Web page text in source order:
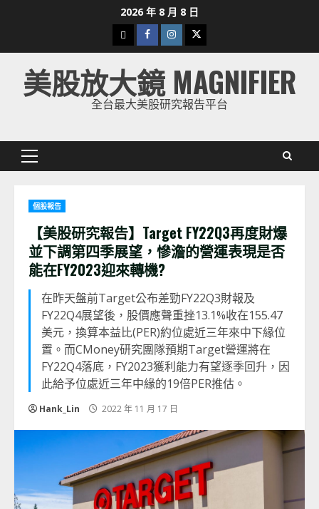
2026 年 8 月 8 日
下
載
美
股
Facebook
Instagram
Twitter
美股放大鏡 MAGNIFIER
全台最大美股研究報告平台
Primary
個股報告
【美股研究報告】 Target FY22Q3再度財爆
並下調第四季展望，慘澹的營運表現是否
能在FY2023迎來轉機?
在昨天盤前Target公布差勁FY22Q3財報及
FY22Q4展望後，股價應聲重挫13.1%收在155.47
美元，換算本益比(PER)約位處近三年來中下緣位
置。而CMoney研究團隊預期Target營運將在
FY22Q4落底，FY2023獲利能力有望逐季回升，因
此給予位處近三年中緣的19倍PER推估。
Hank_Lin 2022 年 11 月 17 日